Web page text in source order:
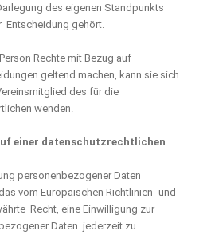
des eigenen Standpunkts
gehört.
Rechte mit Bezug auf
geltend machen, kann sie sich
des für die
wenden.
einer datenschutzrechtlichen
personenbezogener Daten
vom Europäischen Richtlinien- und
Recht, eine Einwilligung zur
Daten jederzeit zu